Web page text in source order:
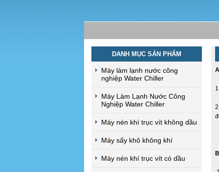
DANH MỤC SẢN PHẨM
Máy làm lạnh nước công
nghiệp Water Chiller
Máy Làm Lạnh Nước Công
Nghiệp Water Chiller
Máy nén khí trục vít không dầu
Máy sấy khô không khí
Máy nén khí trục vít có dầu